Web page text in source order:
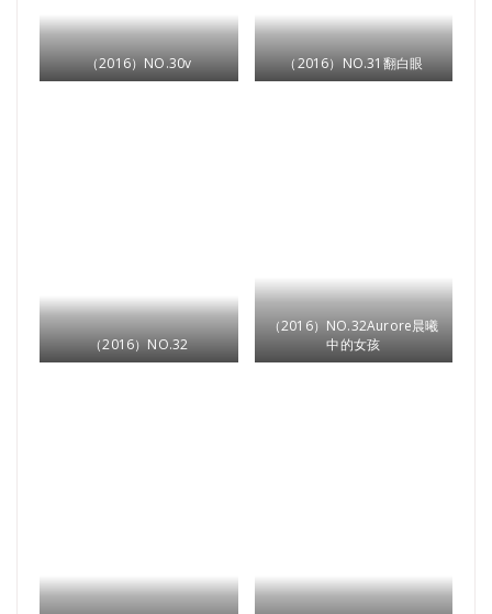
（2016）NO.30v （2016）NO.31翻白眼
（2016）NO.32
（2016）NO.32Aurore晨曦
中的女孩